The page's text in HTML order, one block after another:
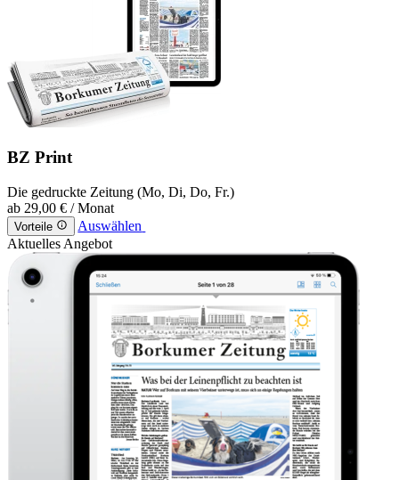
BZ Print
Die gedruckte Zeitung (Mo, Di, Do, Fr.)
ab 29,00 € / Monat
Vorteile
Auswählen
Aktuelles Angebot